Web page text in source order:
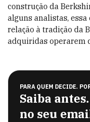
construção da
alguns analistas,
relação à tradição da
adquiridas operarem
PARA QUEM DECIDE.
Saiba
no seu